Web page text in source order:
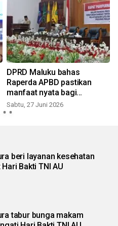
DPRD Maluku bahas
Raperda APBD pastikan
manfaat nyata bagi
masyarakat
Sabtu, 27 Juni 2026
beri layanan kesehatan
Bakti TNI AU
tabur bunga makam